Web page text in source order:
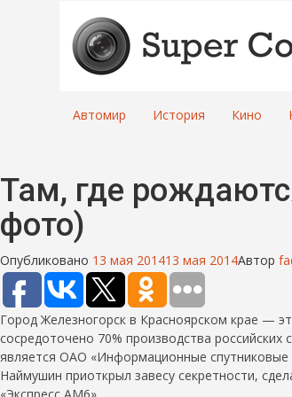
Автомир История Кино
Там, где
фото)
Опубликовано 13 мая 201413 мая 2014Автор
Город Железногорск в Красноярском крае —
сосредоточено 70% производства
является ОАО «Информационные
Наймушин приоткрыл завесу секретности,